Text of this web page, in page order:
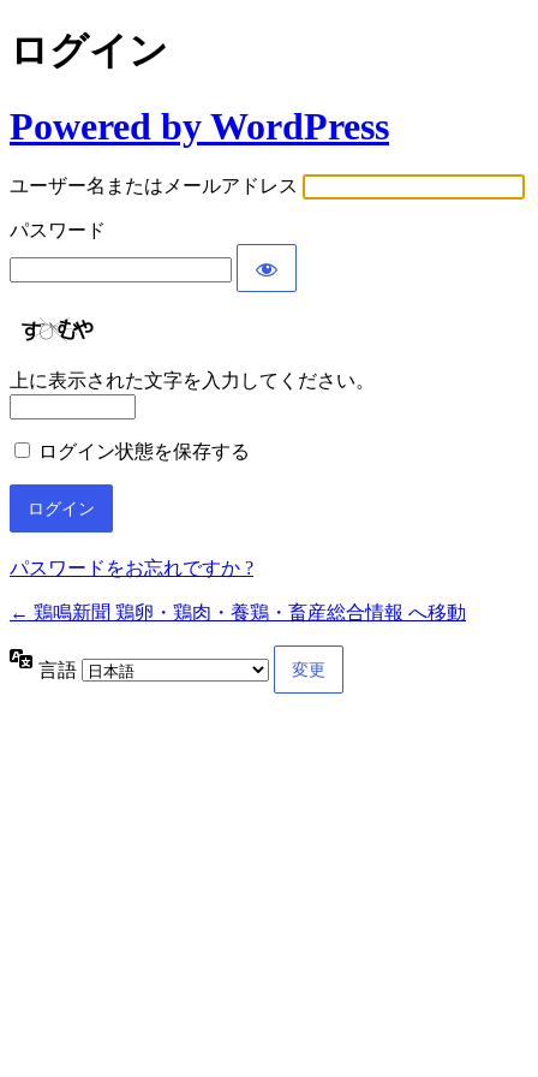
ログイン
Powered by WordPress
ユーザー名またはメールアドレス
パスワード
上に表示された文字を入力してください。
ログイン状態を保存する
パスワードをお忘れですか ?
← 鶏鳴新聞 鶏卵・鶏肉・養鶏・畜産総合情報 へ移動
言語